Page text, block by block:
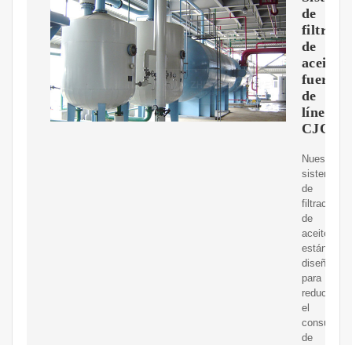
de
filtrado
de
aceite
fuera
de
línea
CJC?:
Nuestros
sistemas
de
filtración
de
aceite
están
diseñados
para
reducir
el
consumo
de